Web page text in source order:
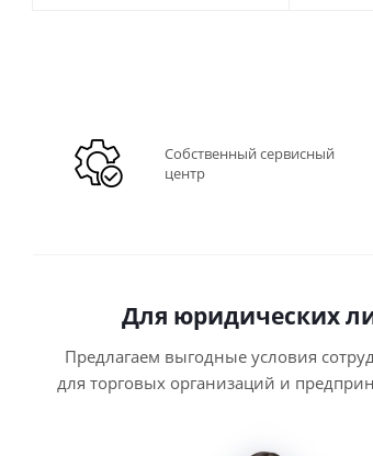
Собственный сервисный
центр
Для юридических
Предлагаем выгодные условия
для торговых организаций и